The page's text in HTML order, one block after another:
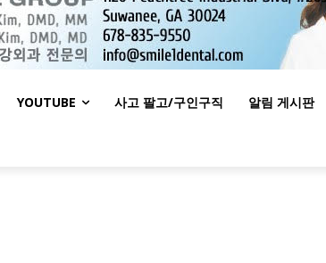
YOUTUBE 사고 팔고/구인구직 알림 게시판